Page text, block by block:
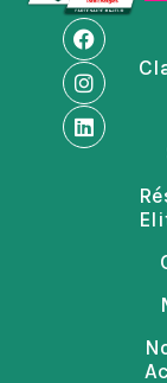
F
a
c
e
b
o
o
I
n
s
t
a
g
r
L
i
n
k
e
d
i